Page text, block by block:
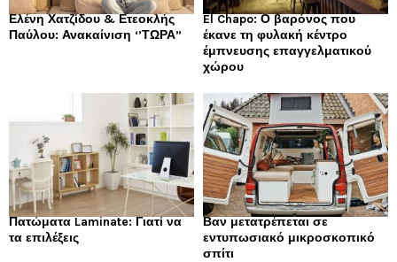
Ελένη Χατζίδου & Ετεοκλής
Παύλου: Ανακαίνιση ‘’ΤΩΡΑ”
El Chapo: Ο βαρόνος που
έκανε τη φυλακή κέντρο
έμπνευσης επαγγελματικού
χώρου
Πατώματα Laminate: Γιατί να
τα επιλέξεις
Βαν μετατρέπεται σε
εντυπωσιακό μικροσκοπικό
σπίτι